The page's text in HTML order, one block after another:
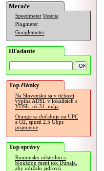
Merače
Speedmeter Merania
Pingmeter
Googlemeter
Hľadanie
Top články
Na Slovensku sa v tichosti
vypína ADSL v lokalitách s
VDSL, už 31. mája
Orange sa doťahuje na UPC
a O2, spustí 2.5 Gbps
pripojenie
Top správy
Rumunsko odstrelmi a
blokádou mení tok Dunaja,
aby udržalo jadrovú